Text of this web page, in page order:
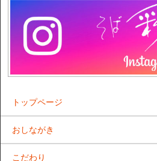
トップページ
おしながき
こだわり